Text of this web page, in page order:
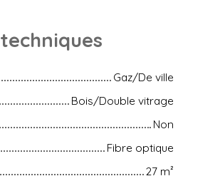
techniques
Gaz/De ville
Bois/Double vitrage
Non
Fibre optique
27 m²